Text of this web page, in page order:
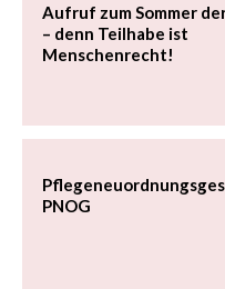
Aufruf zum Sommer
– denn Teilhabe ist
Menschenrecht!
PNOG